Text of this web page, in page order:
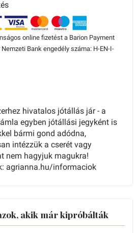
online fizetést a Barion Payment
Bank engedély száma: H-EN-I-
hivatalos jótállás jár - a
egyben jótállási jegyként is
bármi gond adódna,
intézzük a cserét vagy
nem hagyjuk magukra!
agrianna.hu/informaciok
akik már kipróbálták